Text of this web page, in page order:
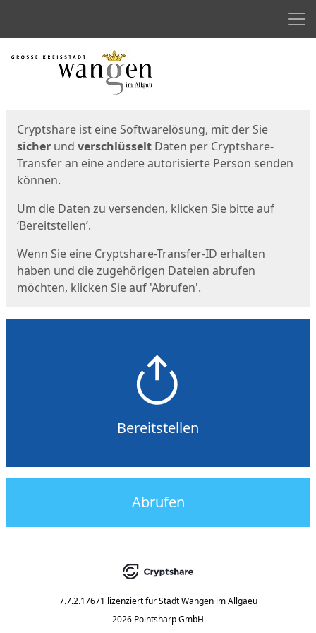
Start
Cryptshare ist eine Softwarelösung, mit der Sie
sicher und verschlüsselt Daten per Cryptshare-
Transfer an eine andere autorisierte Person senden
können.
Um die Daten zu versenden, klicken Sie bitte auf
‘Bereitstellen’.
Wenn Sie eine Cryptshare-Transfer-ID erhalten
haben und die zugehörigen Dateien abrufen
möchten, klicken Sie auf 'Abrufen'.
Bereitstellen
Abrufen
7.7.2.17671 lizenziert für Stadt Wangen im Allgaeu
2026 Pointsharp GmbH